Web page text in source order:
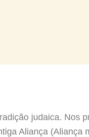
judaica. Nos
Aliança (Aliança